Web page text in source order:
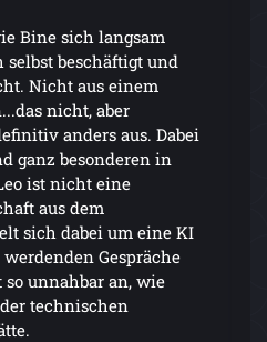
Bine sich langsam
beschäftigt und
Nicht aus einem
nicht, aber
anders aus. Dabei
ganz besonderen in
ist nicht eine
aus dem
sich dabei um eine KI
Gespräche
unnahbar an, wie
technischen